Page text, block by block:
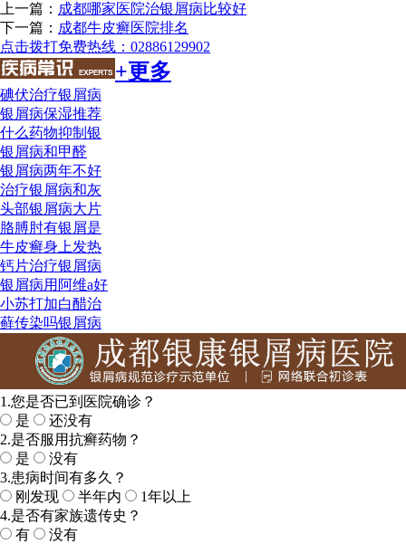
上一篇： 成都哪家医院治银屑病比较好
下一篇： 成都牛皮癣医院排名
点击拨打免费热线：02886129902
+更多
碘伏治疗银屑病
银屑病保湿推荐
什么药物抑制银
银屑病和甲醛
银屑病两年不好
治疗银屑病和灰
头部银屑病大片
胳膊肘有银屑是
牛皮癣身上发热
钙片治疗银屑病
银屑病用阿维a好
小苏打加白醋治
藓传染吗银屑病
1.您是否已到医院确诊？
是
还没有
2.是否服用抗癣药物？
是
没有
3.患病时间有多久？
刚发现
半年内
1年以上
4.是否有家族遗传史？
有
没有